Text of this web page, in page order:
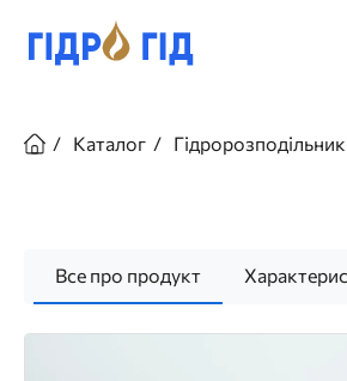
основного
навіґації
Каталог
Все про продукт